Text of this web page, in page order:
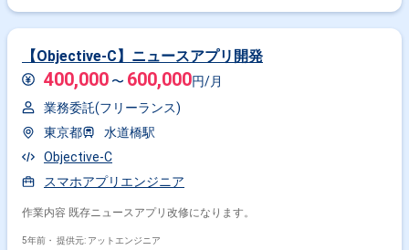
【Objective-C】ニュースアプリ開発
400,000 〜 600,000円/月
業務委託(フリーランス)
東京都
水道橋駅
Objective-C
スマホアプリエンジニア
作業内容 既存ニュースアプリ改修になります。
5年前・ 提供元: アットエンジニア